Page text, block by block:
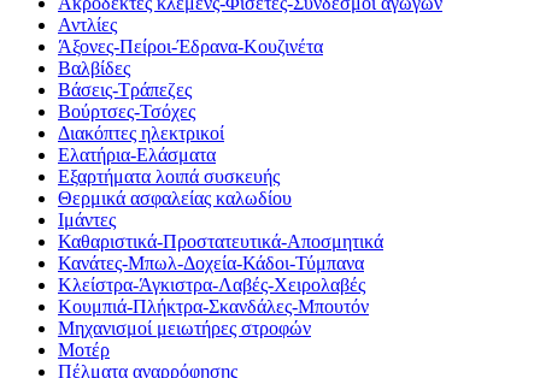
Αντλίες
Άξονες-Πείροι-Έδρανα-Κουζινέτα
Βαλβίδες
Βάσεις-Τράπεζες
Βούρτσες-Τσόχες
Διακόπτες ηλεκτρικοί
Ελατήρια-Ελάσματα
Εξαρτήματα λοιπά συσκευής
Θερμικά ασφαλείας καλωδίου
Ιμάντες
Καθαριστικά-Προστατευτικά-Αποσμητικά
Κανάτες-Μπωλ-Δοχεία-Κάδοι-Τύμπανα
Κλείστρα-Άγκιστρα-Λαβές-Χειρολαβές
Κουμπιά-Πλήκτρα-Σκανδάλες-Μπουτόν
Μηχανισμοί μειωτήρες στροφών
Μοτέρ
Πέλματα αναρρόφησης